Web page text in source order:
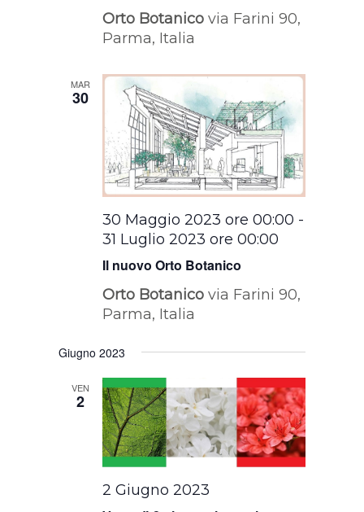
Orto Botanicovia Farini 90,
Parma, Italia
MAR
30
Il nuovo Orto Botanico
30 Maggio 2023 ore 00:00 -
31 Luglio 2023 ore 00:00
Orto Botanicovia Farini 90,
Parma, Italia
Giugno 2023
VEN
2
2 Giugno 2023